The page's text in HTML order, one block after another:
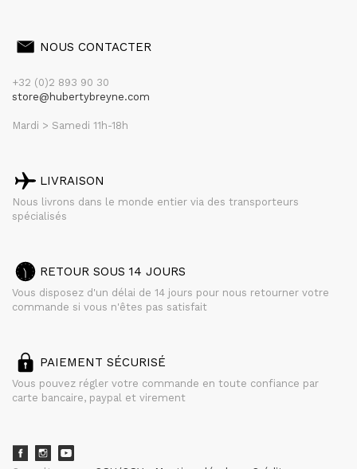
NOUS CONTACTER
+32 (0)2 893 90 30
store@hubertybreyne.com
Mardi > Samedi 11h-18h
LIVRAISON
Nous livrons dans le monde entier via des transporteurs
spécialisés
RETOUR SOUS 14 JOURS
Vous disposez d'un délai de 14 jours pour nous retourner votre
commande si vous n'êtes pas satisfait
PAIEMENT SÉCURISÉ
Vous pouvez régler votre commande en toute confiance par
carte bancaire, paypal et virement